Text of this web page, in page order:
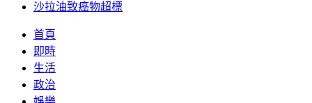
沙拉油致癌物超標
首頁
即時
生活
政治